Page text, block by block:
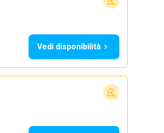
Vedi disponibilità